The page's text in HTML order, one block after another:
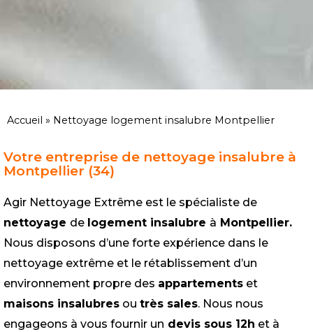
Accueil » Nettoyage logement insalubre Montpellier
Votre entreprise de nettoyage insalubre à
Montpellier (34)
Agir Nettoyage Extrême est le spécialiste de
nettoyage de logement insalubre à Montpellier.
Nous disposons d’une forte expérience dans le
nettoyage extrême et le rétablissement d’un
environnement propre des appartements et
maisons insalubres ou très sales. Nous nous
engageons à vous fournir un devis sous 12h et à